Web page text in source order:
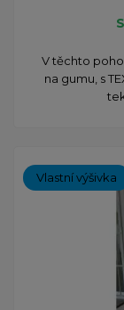
V těchto
na gumu, s
Vlastní výšivka